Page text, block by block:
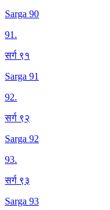
Sarga 90
91.
सर्ग ९१
Sarga 91
92.
सर्ग ९२
Sarga 92
93.
सर्ग ९३
Sarga 93